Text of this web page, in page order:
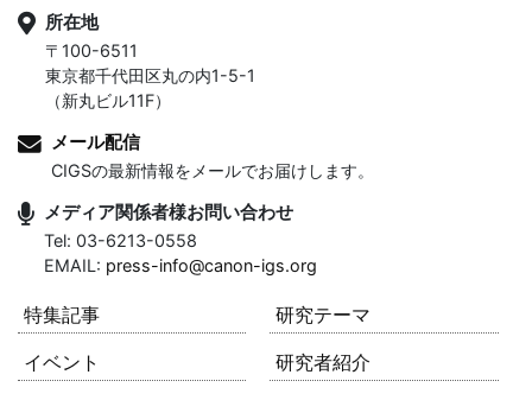
所在地
〒100-6511
東京都千代田区丸の内1-5-1
（新丸ビル11F）
メール配信
CIGSの最新情報をメールでお届けします。
メディア関係者様お問い合わせ
Tel: 03-6213-0558
EMAIL: press-info@canon-igs.org
特集記事
研究テーマ
イベント
研究者紹介